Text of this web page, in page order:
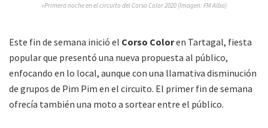
»Primera noche en el circuito del Corso Color 2020 (Imagen: FM Alba)
Este fin de semana inició el Corso Coloren Tartagal, fiesta
popular que presentó una nueva propuesta al público,
enfocando en lo local, aunque con una llamativa disminución
de grupos de Pim Pim en el circuito. El primer fin de semana
ofrecía también una moto a sortear entre el público.